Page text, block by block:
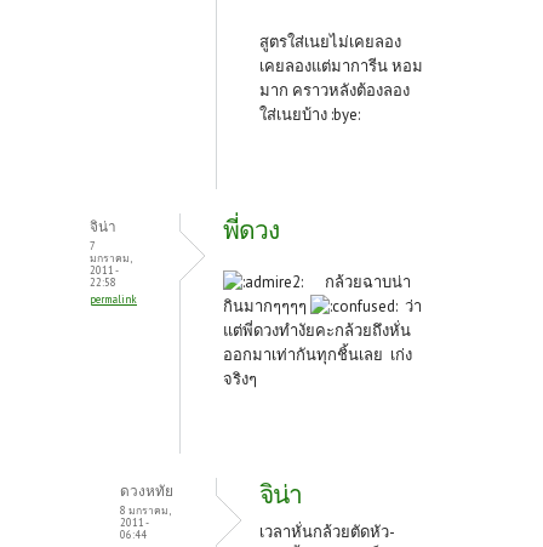
สูตรใส่เนยไม่เคยลอง
เคยลองแต่มาการีน หอม
มาก คราวหลังต้องลอง
ใส่เนยบ้าง :bye:
จิน่า
7
มกราคม,
2011 -
22:58
permalink
พี่ดวง
กล้วยฉาบน่า
กินมากๆๆๆๆ
ว่า
แต่พี่ดวงทำงัยคะกล้วยถึงหั่น
ออกมาเท่ากันทุกชิ้นเลย เก่ง
จริงๆ
ดวงหทัย
8 มกราคม,
2011 -
06:44
จิน่า
เวลาหั่นกล้วยตัดหัว-